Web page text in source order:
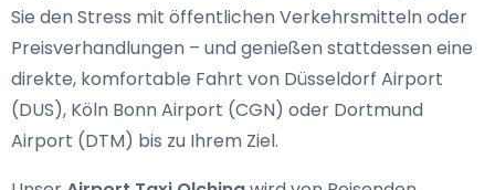
Sie den Stress mit öffentlichen Verkehrsmitteln oder
Preisverhandlungen – und genießen stattdessen eine
direkte, komfortable Fahrt von Düsseldorf Airport
(DUS), Köln Bonn Airport (CGN) oder Dortmund
Airport (DTM) bis zu Ihrem Ziel.